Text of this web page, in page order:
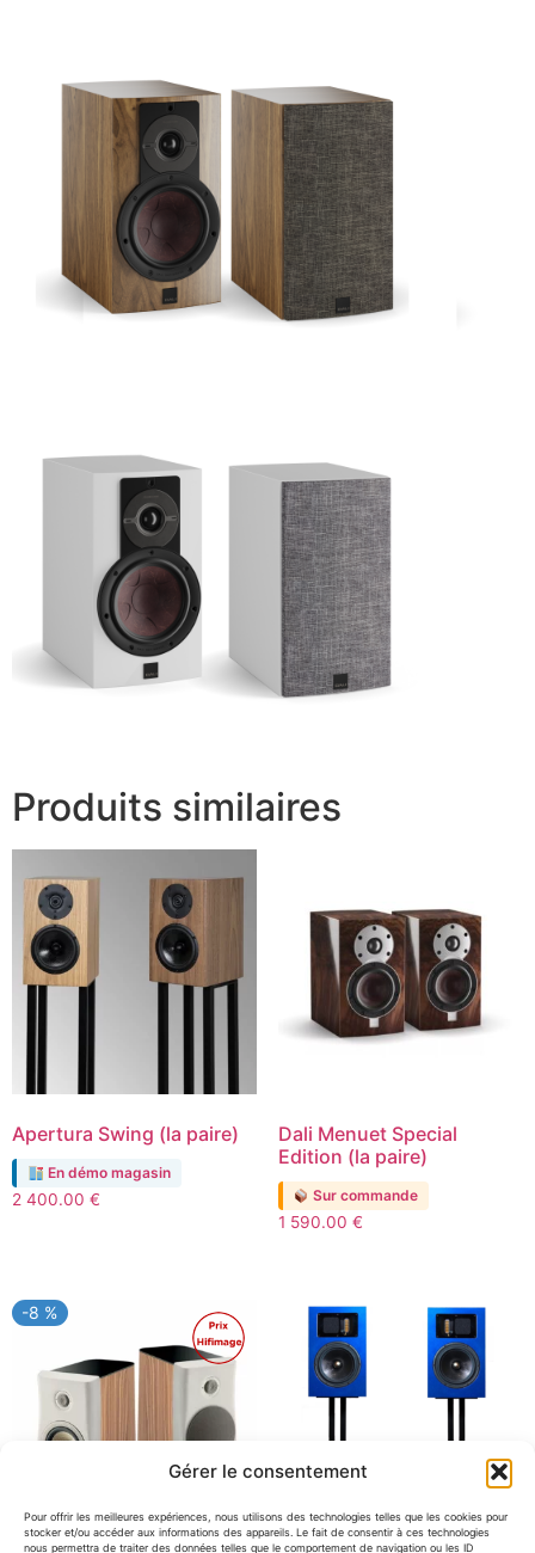
Gérer le consentement
Pour offrir les meilleures expériences, nous utilisons des technologies telles que les cookies pour
stocker et/ou accéder aux informations des appareils. Le fait de consentir à ces technologies
nous permettra de traiter des données telles que le comportement de navigation ou les ID
Produits similaires
Apertura Swing (la paire)
En démo magasin
2 400.00 €
Dali Menuet Special
Edition (la paire)
Sur commande
1 590.00 €
Promo !
-8 %